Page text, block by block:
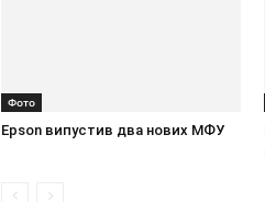
Фото
Epson випустив два нових МФУ